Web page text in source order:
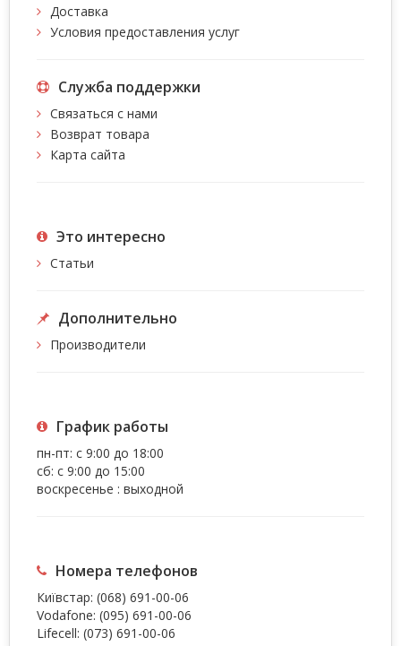
Доставка
Условия предоставления услуг
Служба поддержки
Связаться с нами
Возврат товара
Карта сайта
Это интересно
Статьи
Дополнительно
Производители
График работы
пн-пт: с 9:00 до 18:00
сб: с 9:00 до 15:00
воскресенье : выходной
Номера телефонов
Київстар: (068) 691-00-06
Vodafone: (095) 691-00-06
Lifecell: (073) 691-00-06